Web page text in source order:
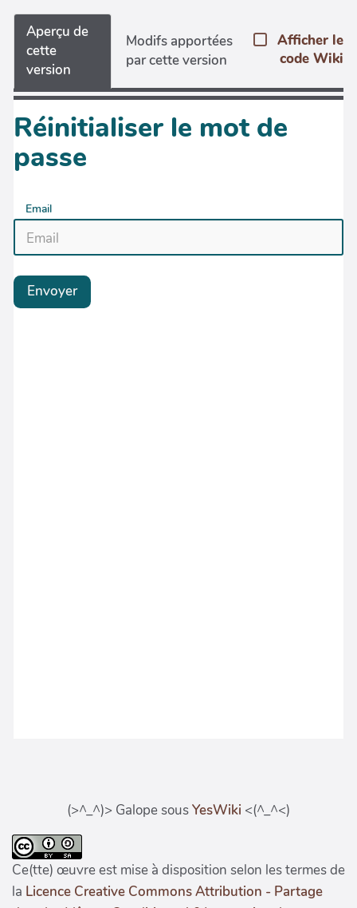
Aperçu de
cette
version
Modifs apportées
par cette version
Afficher le
code Wiki
(>^_^)> Galope sousYesWiki <(^_^<)
Ce(tte) œuvre est mise à disposition selon les termes de
la Licence Creative Commons Attribution - Partage